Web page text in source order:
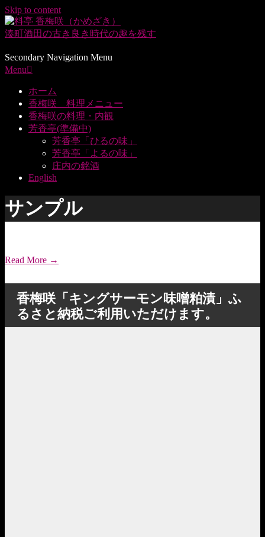
Skip to content
湊町酒田の古き良き時代の趣を残す
Secondary Navigation Menu
Menu
ホーム
香梅咲 料理メニュー
香梅咲の料理・内観
芳香亭(準備中)
芳香亭「ひるの味」
芳香亭「よるの味」
庄内の銘酒
English
サンプル
Read More →
香梅咲「キングサーモン味噌粕漬」ふ
るさと納税ご利用いただけます。